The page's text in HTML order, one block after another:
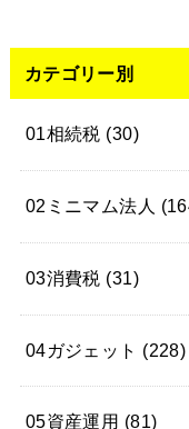
カテゴリー別
01相続税 (30)
02ミニマム法人
03消費税 (31)
04ガジェット (228)
05資産運用 (81)